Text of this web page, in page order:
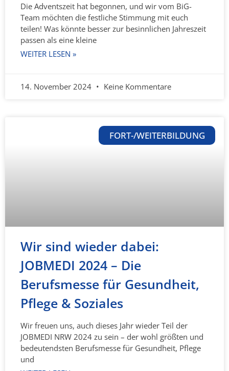
Die Adventszeit hat begonnen, und wir vom BiG-
Team möchten die festliche Stimmung mit euch
teilen! Was könnte besser zur besinnlichen Jahreszeit
passen als eine kleine
WEITER LESEN »
14. November 2024 Keine Kommentare
FORT-/WEITERBILDUNG
Wir sind wieder dabei:
JOBMEDI 2024 – Die
Berufsmesse für Gesundheit,
Pflege & Soziales
Wir freuen uns, auch dieses Jahr wieder Teil der
JOBMEDI NRW 2024 zu sein – der wohl größten und
bedeutendsten Berufsmesse für Gesundheit, Pflege
und